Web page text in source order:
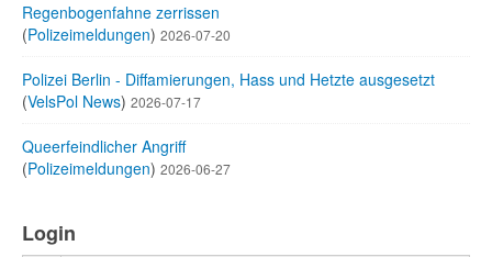
Regenbogenfahne zerrissen
(Polizeimeldungen) 2026-07-20
Polizei Berlin - Diffamierungen, Hass und Hetzte ausgesetzt
(VelsPol News) 2026-07-17
Queerfeindlicher Angriff
(Polizeimeldungen) 2026-06-27
Login